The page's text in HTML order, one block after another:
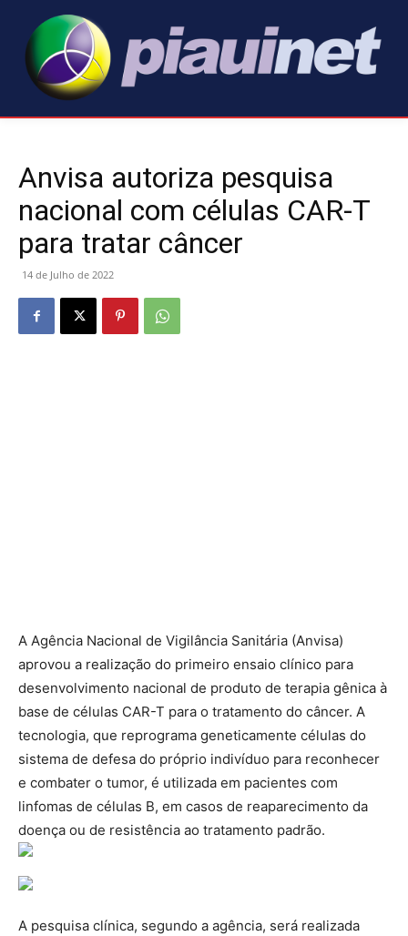
Anvisa autoriza pesquisa
nacional com células CAR-T
para tratar câncer
14 de Julho de 2022
A Agência Nacional de Vigilância Sanitária (Anvisa)
aprovou a realização do primeiro ensaio clínico para
desenvolvimento nacional de produto de terapia gênica à
base de células CAR-T para o tratamento do câncer. A
tecnologia, que reprograma geneticamente células do
sistema de defesa do próprio indivíduo para reconhecer
e combater o tumor, é utilizada em pacientes com
linfomas de células B, em casos de reaparecimento da
doença ou de resistência ao tratamento padrão.
A pesquisa clínica, segundo a agência, será realizada